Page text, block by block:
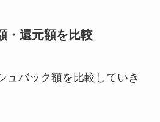
・還元額を比較
ュバック額を比較していき